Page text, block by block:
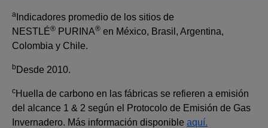
a Indicadores promedio de los sitios de
NESTLÉ® PURINA® en México, Brasil, Argentina,
Colombia y Chile.
b Desde 2010.
c Huella de carbono en las fábricas se refieren a emisión
del alcance 1 & 2 según el Protocolo de Emisión de Gas
Invernadero. Más información disponible aquí.